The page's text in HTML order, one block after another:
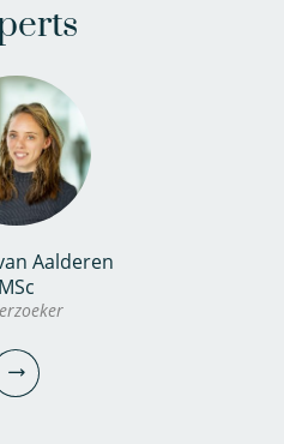
Aalderen
MSc